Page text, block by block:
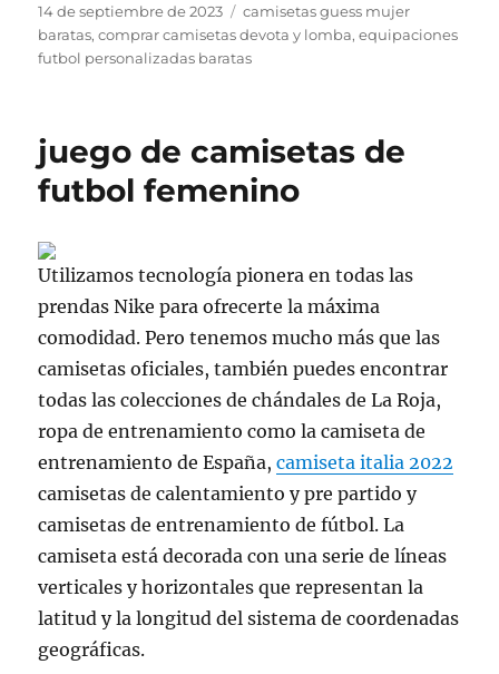
Publicado
el
14 de septiembre de 2023 Etiquetas
camisetas guess mujer
baratas,comprar camisetas devota y lomba,equipaciones
futbol personalizadas baratas
juego de camisetas de
futbol femenino
Utilizamos tecnología pionera en todas las
prendas Nike para ofrecerte la máxima
comodidad. Pero tenemos mucho más que las
camisetas oficiales, también puedes encontrar
todas las colecciones de chándales de La Roja,
ropa de entrenamiento como la camiseta de
entrenamiento de España,camiseta italia 2022
camisetas de calentamiento y pre partido y
camisetas de entrenamiento de fútbol. La
camiseta está decorada con una serie de líneas
verticales y horizontales que representan la
latitud y la longitud del sistema de coordenadas
geográficas.